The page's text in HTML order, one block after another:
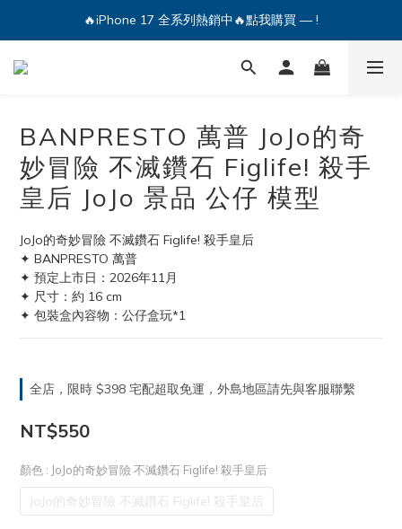
🔥iPhone 17 全系列熱銷中🔥點我購買 — !
🔥iPhone 17 全系列熱銷中🔥點我購買 — !
💕加入Q哥 Line 新好友領優惠券！🎫
BANPRESTO 萬普 JoJo的奇
妙冒險 不滅鑽石 Figlife! 殺手
皇后 JoJo 景品 公仔 模型
JoJo的奇妙冒險 不滅鑽石 Figlife! 殺手皇后
✦ BANPRESTO 萬普
✦ 預定上市日：2026年11月
✦ 尺寸：約 16 cm
✦ 包裝盒內容物：公仔盒玩*1
全店，限時 $398 宅配超取免運，外島地區請先與客服聯繫
NT$550
顏色 : JoJo的奇妙冒險 不滅鑽石 Figlife! 殺手皇后
JoJo的奇妙冒險 不滅鑽石 Figlife! 殺手皇后